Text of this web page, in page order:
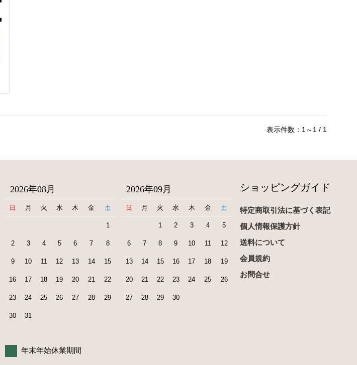
表示件数：1～1 / 1
2026年08月
日 月 火 水 木 金 土
1
2 3 4 5 6 7 8
9 10 11 12 13 14 15
16 17 18 19 20 21 22
23 24 25 26 27 28 29
30 31
2026年09月
日 月 火 水 木 金 土
1 2 3 4 5
6 7 8 9 10 11 12
13 14 15 16 17 18 19
20 21 22 23 24 25 26
27 28 29 30
年末年始休業期間
ショッピングガイド
特定商取引法に基づく表記
個人情報保護方針
送料について
会員規約
お問合せ